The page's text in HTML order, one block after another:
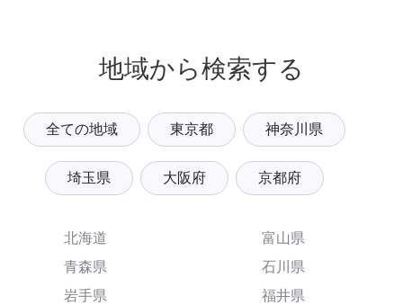
地域から検索する
全ての地域 東京都 神奈川県
埼玉県 大阪府 京都府
北海道
青森県
岩手県
富山県
石川県
福井県